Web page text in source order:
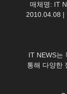
매체명: IT
2010.04.08 |
IT NEWS는
통해 다양한